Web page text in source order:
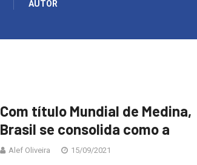
AUTOR
Com título Mundial de Medina,
Brasil se consolida como a
Alef Oliveira 15/09/2021